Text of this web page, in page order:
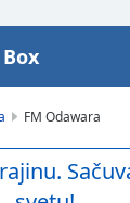
FM Odawara